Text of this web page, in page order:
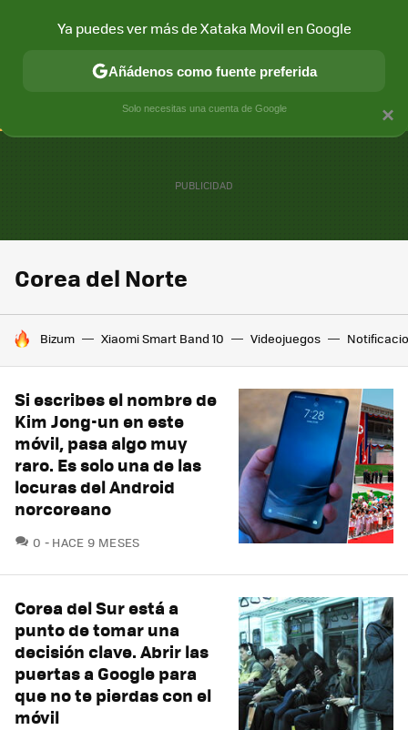
CONECTIVIDAD MÓVIL Y SOCIEDAD APLICACIONES
Corea del Norte
HOY SE HABLA DE
Bizum Xiaomi Smart Band 10 Videojuegos
Si escribes el nombre de
Kim Jong-un en este
móvil, pasa algo muy
raro. Es solo una de las
locuras del Android
norcoreano
0 COMENTARIOS
HACE 9 MESES
Corea del Sur está a
punto de tomar una
decisión clave. Abrir las
puertas a Google para
que no te pierdas con el
móvil
×
Ya puedes ver más de Xataka Movil en Google
Añádenos como fuente preferida
Solo necesitas una cuenta de Google